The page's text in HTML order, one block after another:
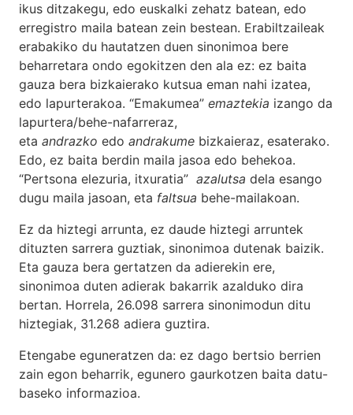
ikus ditzakegu, edo euskalki zehatz batean, edo
erregistro maila batean zein bestean. Erabiltzaileak
erabakiko du hautatzen duen sinonimoa bere
beharretara ondo egokitzen den ala ez: ez baita
gauza bera bizkaierako kutsua eman nahi izatea,
edo lapurterakoa. “Emakumea” emaztekia izango da
lapurtera/behe-nafarreraz,
eta andrazko edo andrakume bizkaieraz, esaterako.
Edo, ez baita berdin maila jasoa edo behekoa.
“Pertsona elezuria, itxuratia” azalutsa dela esango
dugu maila jasoan, eta faltsua behe-mailakoan.
Ez da hiztegi arrunta, ez daude hiztegi arruntek
dituzten sarrera guztiak, sinonimoa dutenak baizik.
Eta gauza bera gertatzen da adierekin ere,
sinonimoa duten adierak bakarrik azalduko dira
bertan. Horrela, 26.098 sarrera sinonimodun ditu
hiztegiak, 31.268 adiera guztira.
Etengabe eguneratzen da: ez dago bertsio berrien
zain egon beharrik, egunero gaurkotzen baita datu-
baseko informazioa.